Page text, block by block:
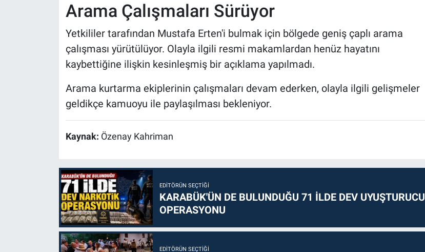
Arama Çalışmaları Sürüyor
Yetkililer tarafından Mustafa Erten'i bulmak için bölgede geniş çaplı arama
çalışması yürütülüyor. Olayla ilgili resmi makamlardan henüz hayatını
kaybettiğine ilişkin kesinleşmiş bir açıklama yapılmadı.
Arama kurtarma ekiplerinin çalışmaları devam ederken, olayla ilgili gelişmeler
geldikçe kamuoyu ile paylaşılması bekleniyor.
Kaynak: Özenay Kahriman
EDITÖRÜN SEÇTIĞI
KARABÜK'ÜN DE BULUNDUĞU 71 İLDE DEV UYUŞTURUCU
OPERASYONU
EDITÖRÜN SEÇTIĞI